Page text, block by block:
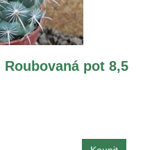
pot 8,5